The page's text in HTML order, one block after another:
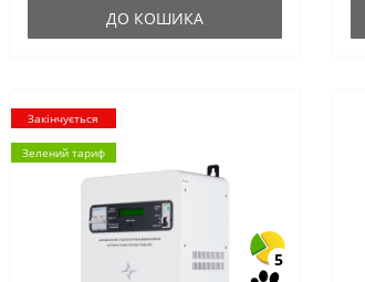
ДО КОШИКА
Закінчується
Зелений тариф
5